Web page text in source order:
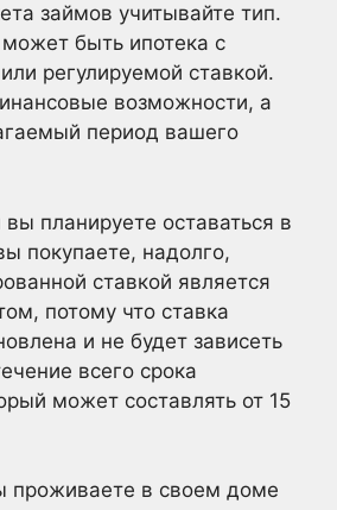
займов учитывайте тип.
быть ипотека с
регулируемой ставкой.
возможности, а
период вашего
планируете оставаться в
покупаете, надолго,
ставкой является
потому что ставка
и не будет зависеть
всего срока
может составлять от 15
проживаете в своем доме